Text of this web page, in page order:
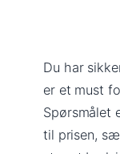
Du har
er et must
Spørsmålet
til prisen,